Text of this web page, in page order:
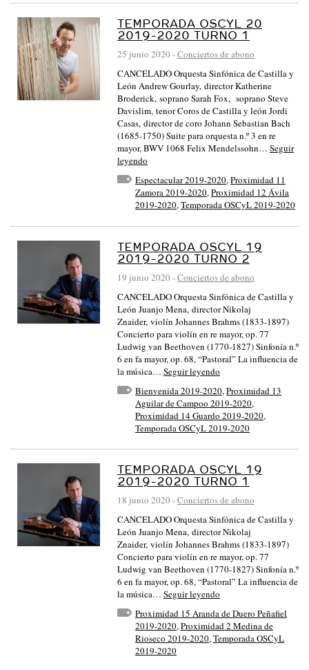
TEMPORADA OSCYL 20
2019-2020 TURNO 1
25 junio 2020 -Conciertos de abono
CANCELADO Orquesta Sinfónica de Castilla y
León Andrew Gourlay, director Katherine
Broderick, soprano Sarah Fox, soprano Steve
Davislim, tenor Coros de Castilla y león Jordi
Casas, director de coro Johann Sebastian Bach
(1685-1750) Suite para orquesta n.º 3 en re
mayor, BWV 1068 Felix Mendelssohn… Seguir
leyendo
Espectacular 2019-2020,Proximidad 11
Zamora 2019-2020,Proximidad 12 Ávila
2019-2020,Temporada OSCyL 2019-2020
TEMPORADA OSCYL 19
2019-2020 TURNO 2
19 junio 2020 -Conciertos de abono
CANCELADO Orquesta Sinfónica de Castilla y
León Juanjo Mena, director Nikolaj
Znaider, violín Johannes Brahms (1833-1897)
Concierto para violín en re mayor, op. 77
Ludwig van Beethoven (1770-1827) Sinfonía n.º
6 en fa mayor, op. 68, “Pastoral” La influencia de
la música… Seguir leyendo
Bienvenida 2019-2020,Proximidad 13
Aguilar de Campoo 2019-2020,
Proximidad 14 Guardo 2019-2020,
Temporada OSCyL 2019-2020
TEMPORADA OSCYL 19
2019-2020 TURNO 1
18 junio 2020 -Conciertos de abono
CANCELADO Orquesta Sinfónica de Castilla y
León Juanjo Mena, director Nikolaj
Znaider, violín Johannes Brahms (1833-1897)
Concierto para violín en re mayor, op. 77
Ludwig van Beethoven (1770-1827) Sinfonía n.º
6 en fa mayor, op. 68, “Pastoral” La influencia de
la música… Seguir leyendo
Proximidad 15 Aranda de Duero Peñafiel
2019-2020,Proximidad 2 Medina de
Rioseco 2019-2020,Temporada OSCyL
2019-2020